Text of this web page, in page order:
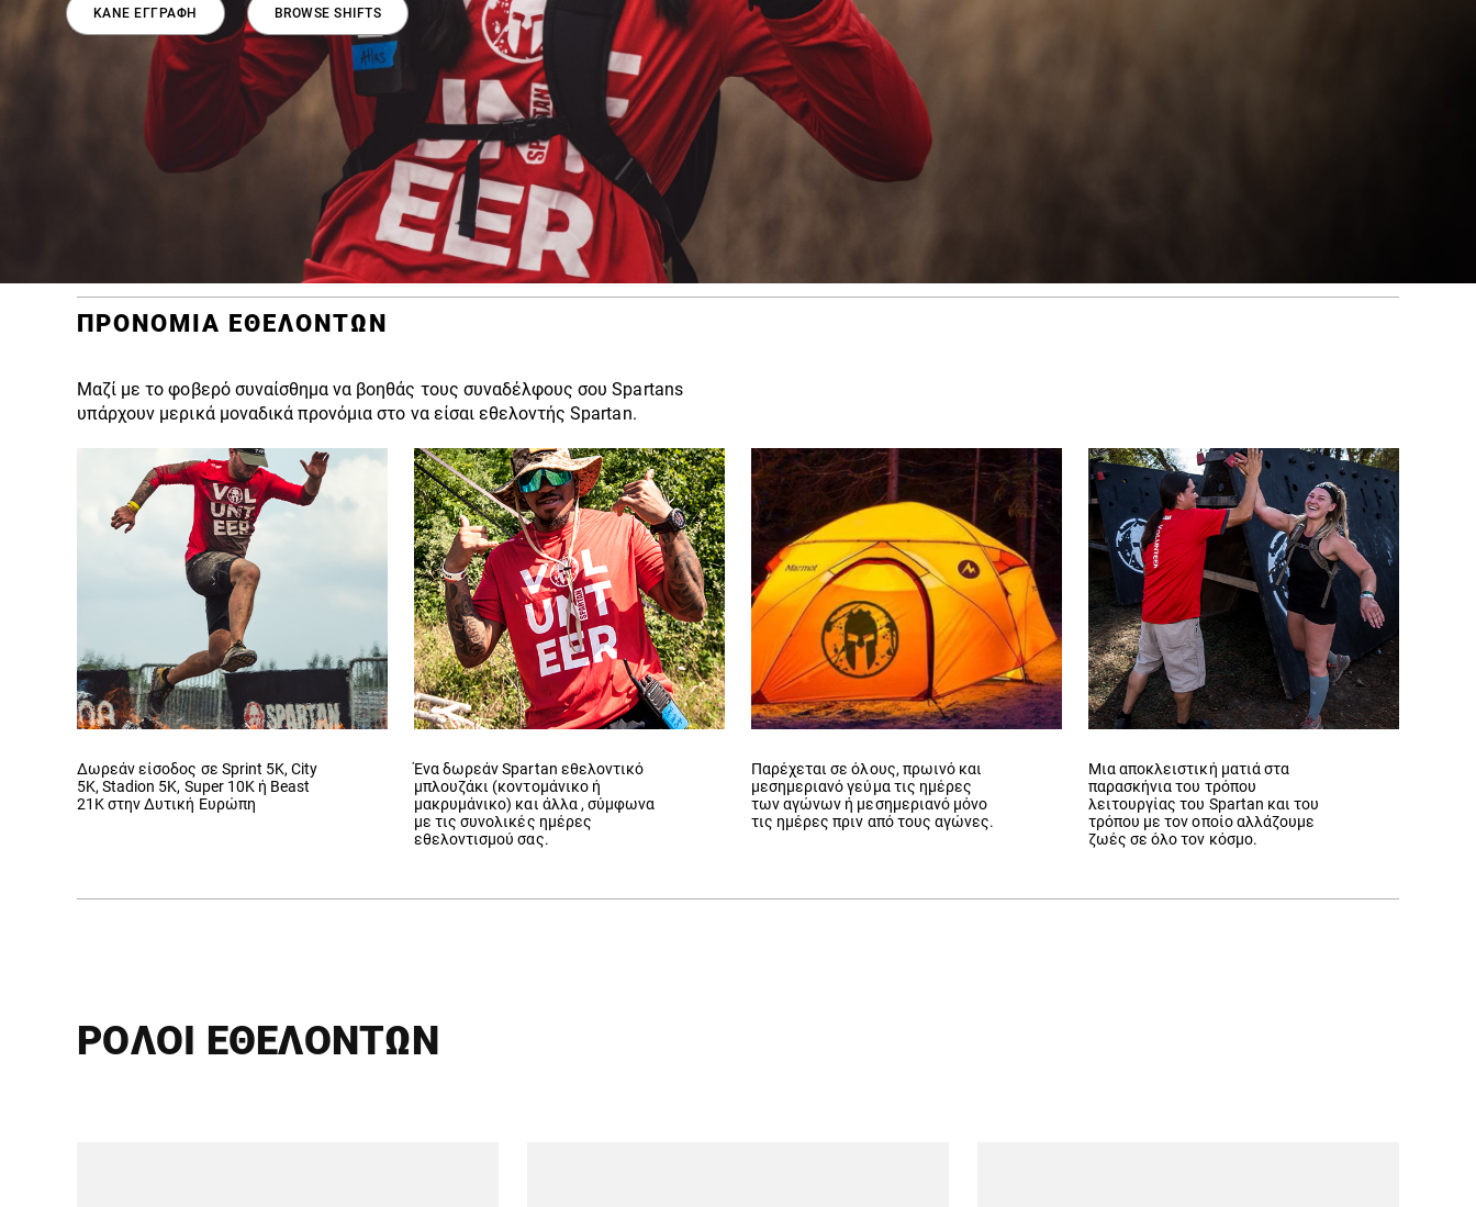
ΚΑΝΕ ΕΓΓΡΑΦΗ BROWSE SHIFTS
ΠΡΟΝΟΜΙΑ ΕΘΕΛΟΝΤΩΝ
Μαζί με το φοβερό συναίσθημα να βοηθάς τους συναδέλφους σου Spartans
υπάρχουν μερικά μοναδικά προνόμια στο να είσαι εθελοντής Spartan.
Δωρεάν είσοδος σε Sprint 5K, City
5K, Stadion 5K, Super 10K ή Beast
21K στην Δυτική Ευρώπη
Ένα δωρεάν Spartan εθελοντικό
μπλουζάκι (κοντομάνικο ή
μακρυμάνικο) και άλλα , σύμφωνα
με τις συνολικές ημέρες
εθελοντισμού σας.
Παρέχεται σε όλους, πρωινό και
μεσημεριανό γεύμα τις ημέρες
των αγώνων ή μεσημεριανό μόνο
τις ημέρες πριν από τους αγώνες.
Μια αποκλειστική ματιά στα
παρασκήνια του τρόπου
λειτουργίας του Spartan και του
τρόπου με τον οποίο αλλάζουμε
ζωές σε όλο τον κόσμο.
ΡΟΛΟΙ ΕΘΕΛΟΝΤΩΝ